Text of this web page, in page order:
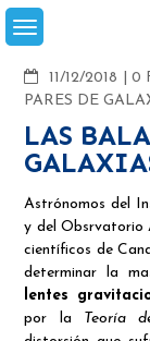
Skip
to
11/12/2018
0
PARES DE
LAS
Astrónomos del
y del Obsrvatorio
científicos de
determinar la
lentes
por la
Teoría